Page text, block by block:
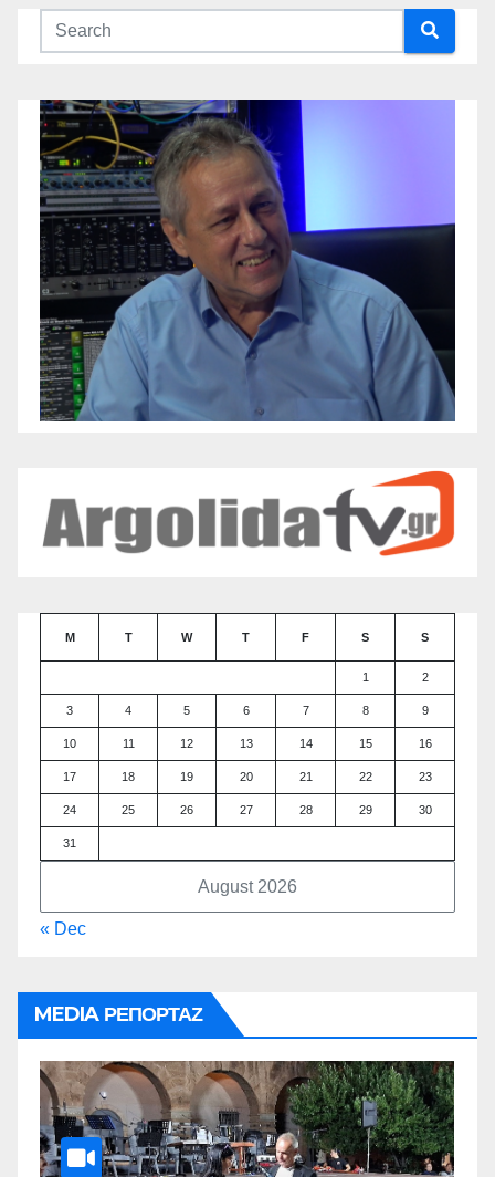
August 2026
M T W T F S S
1 2
3 4 5 6 7 8 9
10 11 12 13 14 15 16
17 18 19 20 21 22 23
24 25 26 27 28 29 30
31
« Dec
MEDIA ΡΕΠΟΡΤΑΖ